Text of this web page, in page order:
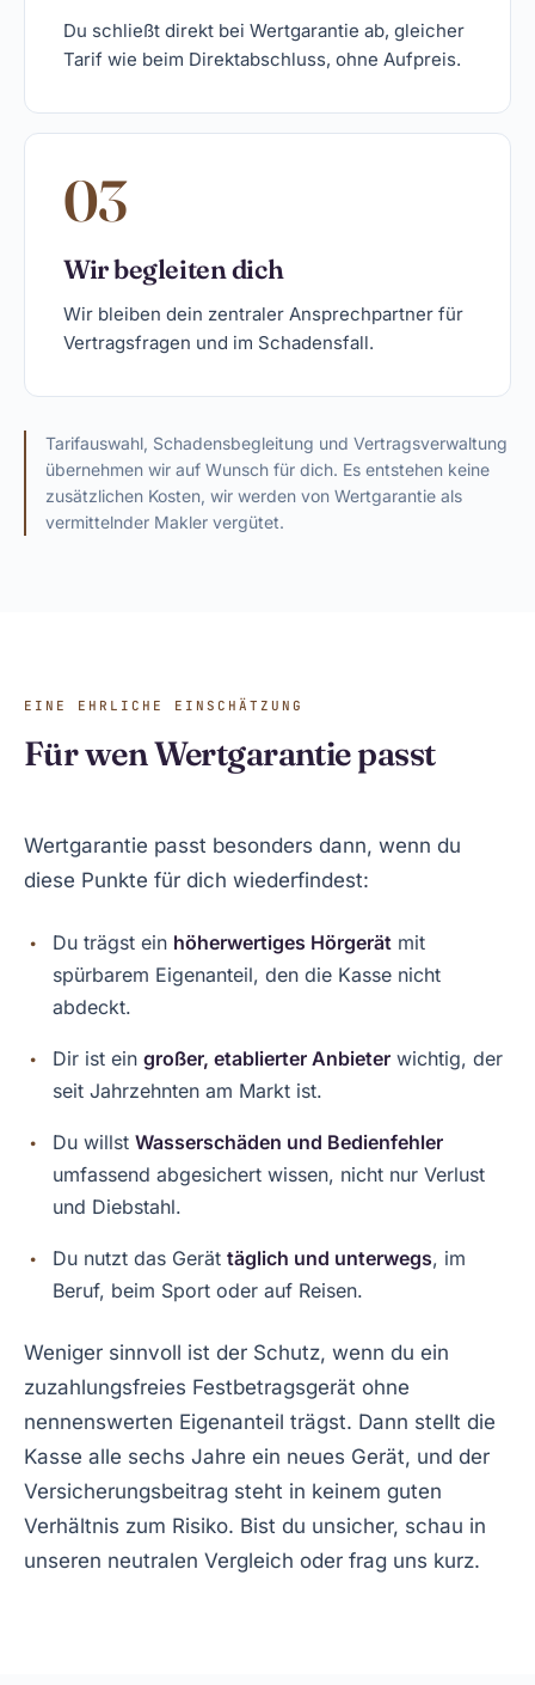
Du schließt direkt bei Wertgarantie ab, gleicher
Tarif wie beim Direktabschluss, ohne Aufpreis.
03
Wir begleiten dich
Wir bleiben dein zentraler Ansprechpartner für
Vertragsfragen und im Schadensfall.
Tarifauswahl, Schadensbegleitung und Vertragsverwaltung
übernehmen wir auf Wunsch für dich. Es entstehen keine
zusätzlichen Kosten, wir werden von Wertgarantie als
vermittelnder Makler vergütet.
EINE EHRLICHE EINSCHÄTZUNG
Für wen Wertgarantie passt
Wertgarantie passt besonders dann, wenn du
diese Punkte für dich wiederfindest:
Du trägst ein höherwertiges Hörgerät mit
spürbarem Eigenanteil, den die Kasse nicht
abdeckt.
Dir ist ein großer, etablierter Anbieter wichtig, der
seit Jahrzehnten am Markt ist.
Du willst Wasserschäden und Bedienfehler
umfassend abgesichert wissen, nicht nur Verlust
und Diebstahl.
Du nutzt das Gerät täglich und unterwegs, im
Beruf, beim Sport oder auf Reisen.
Weniger sinnvoll ist der Schutz, wenn du ein
zuzahlungsfreies Festbetragsgerät ohne
nennenswerten Eigenanteil trägst. Dann stellt die
Kasse alle sechs Jahre ein neues Gerät, und der
Versicherungsbeitrag steht in keinem guten
Verhältnis zum Risiko. Bist du unsicher, schau in
unseren neutralen Vergleich oder frag uns kurz.